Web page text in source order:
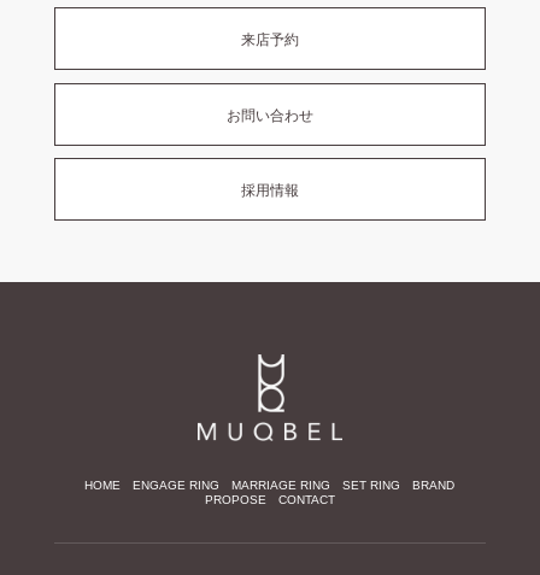
来店予約
お問い合わせ
採用情報
HOME ENGAGE RING MARRIAGE RING SET RING
BRAND
PROPOSE
CONTACT